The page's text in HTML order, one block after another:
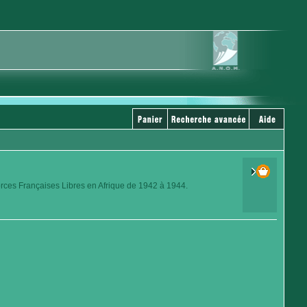
Françaises Libres en Afrique de 1942 à 1944.